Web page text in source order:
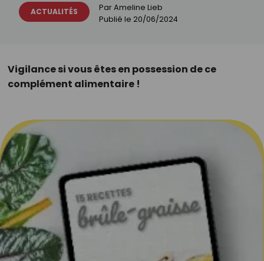
ACTUALITÉS ParAmeline Lieb
Publié le 20/06/2024
Vigilance si vous êtes en possession de ce
complément alimentaire !